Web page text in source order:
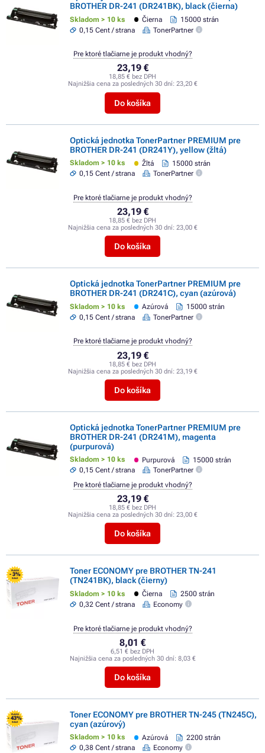
BROTHER DR-241 (DR241BK), black (čierna)
Skladom > 10 ks Čierna
15000 strán
0,15 Cent / strana
TonerPartner
23,19 €
18,85 € bez DPH
Najnižšia cena za posledných 30 dní: 23,20 €
Do košíka
Pre ktoré tlačiarne je produkt vhodný?
Optická jednotka TonerPartner PREMIUM pre
BROTHER DR-241 (DR241Y), yellow (žltá)
Skladom > 10 ks Žltá
15000 strán
0,15 Cent / strana
TonerPartner
23,19 €
18,85 € bez DPH
Najnižšia cena za posledných 30 dní: 23,00 €
Do košíka
Pre ktoré tlačiarne je produkt vhodný?
Optická jednotka TonerPartner PREMIUM pre
BROTHER DR-241 (DR241C), cyan (azúrová)
Skladom > 10 ks Azúrová
15000 strán
0,15 Cent / strana
TonerPartner
23,19 €
18,85 € bez DPH
Najnižšia cena za posledných 30 dní: 23,19 €
Do košíka
Pre ktoré tlačiarne je produkt vhodný?
Optická jednotka TonerPartner PREMIUM pre
BROTHER DR-241 (DR241M), magenta
(purpurová)
Skladom > 10 ks Purpurová
15000 strán
0,15 Cent / strana
TonerPartner
23,19 €
18,85 € bez DPH
Najnižšia cena za posledných 30 dní: 23,00 €
Do košíka
Pre ktoré tlačiarne je produkt vhodný?
FLASH
- 3%
SALE
Toner ECONOMY pre BROTHER TN-241
(TN241BK), black (čierny)
Skladom > 10 ks Čierna
2500 strán
0,32 Cent / strana
Economy
8,01 €
6,51 € bez DPH
Najnižšia cena za posledných 30 dní: 8,03 €
Do košíka
Pre ktoré tlačiarne je produkt vhodný?
FLASH
- 43%
SALE
Toner ECONOMY pre BROTHER TN-245 (TN245C),
cyan (azúrový)
Skladom > 10 ks Azúrová
2200 strán
0,38 Cent / strana
Economy